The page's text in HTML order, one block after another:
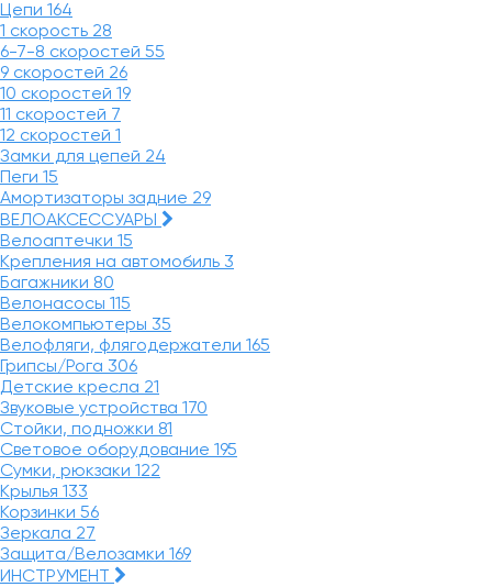
Цепи 164
1 скорость 28
6-7-8 скоростей 55
9 скоростей 26
10 скоростей 19
11 скоростей 7
12 скоростей 1
Замки для цепей 24
Пеги 15
Амортизаторы задние 29
ВЕЛОАКСЕССУАРЫ
Велоаптечки 15
Крепления на автомобиль 3
Багажники 80
Велонасосы 115
Велокомпьютеры 35
Велофляги, флягодержатели 165
Грипсы/Рога 306
Детские кресла 21
Звуковые устройства 170
Стойки, подножки 81
Световое оборудование 195
Сумки, рюкзаки 122
Крылья 133
Корзинки 56
Зеркала 27
Защита/Велозамки 169
ИНСТРУМЕНТ